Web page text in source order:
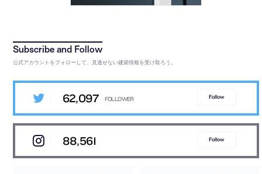
公式アカウントをフォローして、見逃せない建築情報を受け取ろう。
62,097 Follow
88,561 Follow